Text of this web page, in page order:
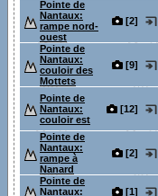
Pointe de
Nantaux:
rampe nord-
ouest
[2]
Pointe de
Nantaux:
couloir des
Mottets
[9]
Pointe de
Nantaux:
couloir est
[12]
Pointe de
Nantaux:
rampe à
Nanard
[2]
Pointe de
Nantaux:
[1]